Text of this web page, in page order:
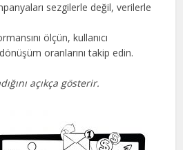
sezgilerle değil, verilerle
ölçün, kullanıcı
oranlarını takip edin.
açıkça gösterir.